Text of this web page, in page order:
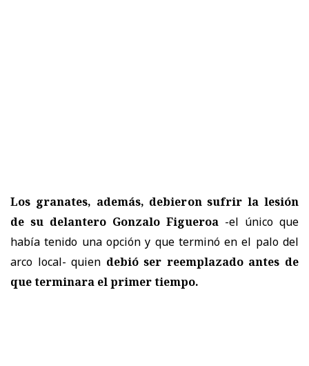
Los granates, además, debieron sufrir la lesión
de su delantero Gonzalo Figueroa -el único que
había tenido una opción y que terminó en el palo del
arco local- quien debió ser reemplazado antes de
que terminara el primer tiempo.